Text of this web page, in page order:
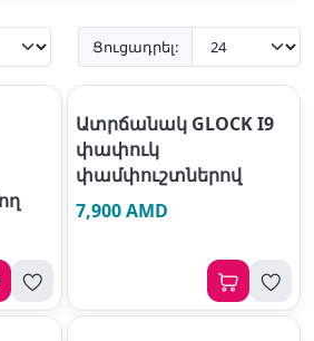
Ցուցադրել:
Ատրճանակ GLOCK I9
փափուկ
փամփուշտներով
7,900 AMD